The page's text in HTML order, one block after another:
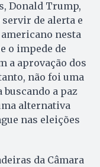
Donald Trump,
de alerta e
nesta
o impede de
a aprovação dos
não foi uma
buscando a paz
alternativa
nas eleições
da Câmara